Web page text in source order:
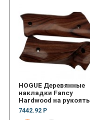
HOGUE Деревянные
накладки Fancy
Hardwood на рукоять
пистолета Ruger MK II
Pau RHTR
7442.92 Р